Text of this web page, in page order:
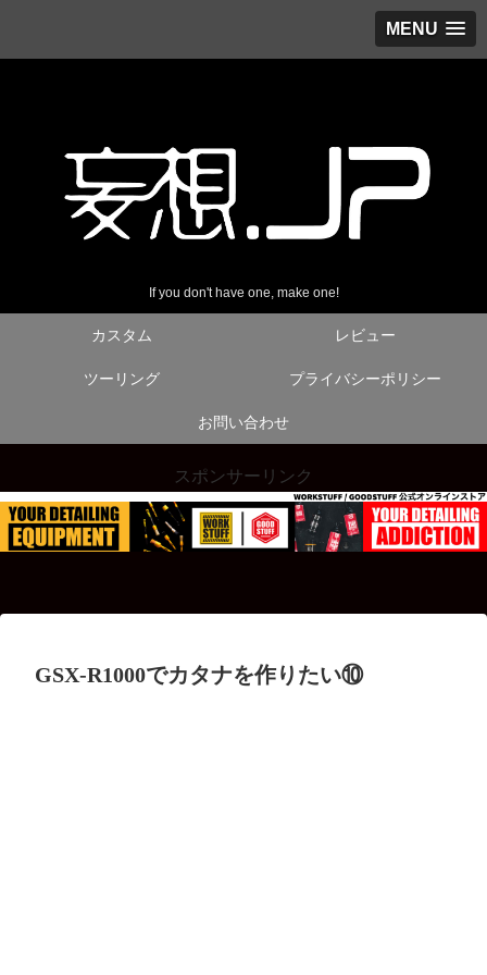
MENU
If you don't have one, make one!
カスタム レビュー
ツーリング プライバシーポリシー
お問い合わせ
スポンサーリンク
GSX-R1000でカタナを作りたい⑩